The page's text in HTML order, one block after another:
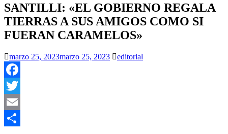
SANTILLI: «EL GOBIERNO REGALA
TIERRAS A SUS AMIGOS COMO SI
FUERAN CARAMELOS»
marzo 25, 2023marzo 25, 2023 editorial
Facebook
Twitter
Email